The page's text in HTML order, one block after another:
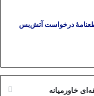
قطعنامهٔ درخواست آتش‌بس
خاورمیانه